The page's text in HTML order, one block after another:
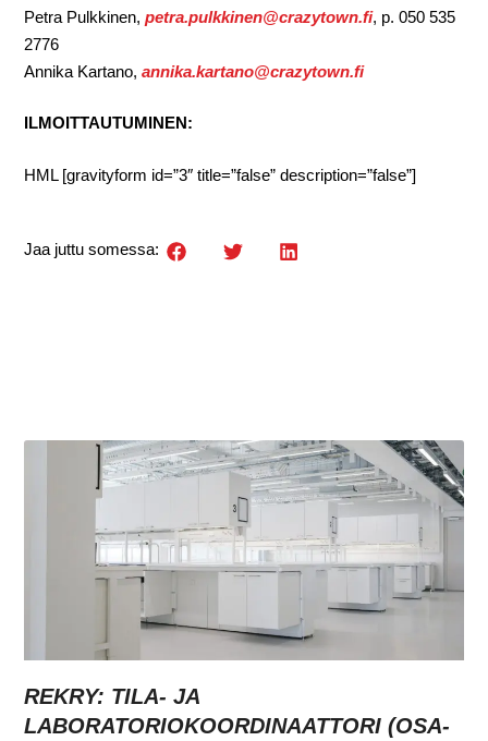
Petra Pulkkinen,petra.pulkkinen@crazytown.fi, p. 050 535
2776
Annika Kartano,annika.kartano@crazytown.fi
ILMOITTAUTUMINEN:
HML [gravityform id=”3″ title=”false” description=”false”]
Jaa juttu somessa:
REKRY: TILA- JA
LABORATORIOKOORDINAATTORI (OSA-